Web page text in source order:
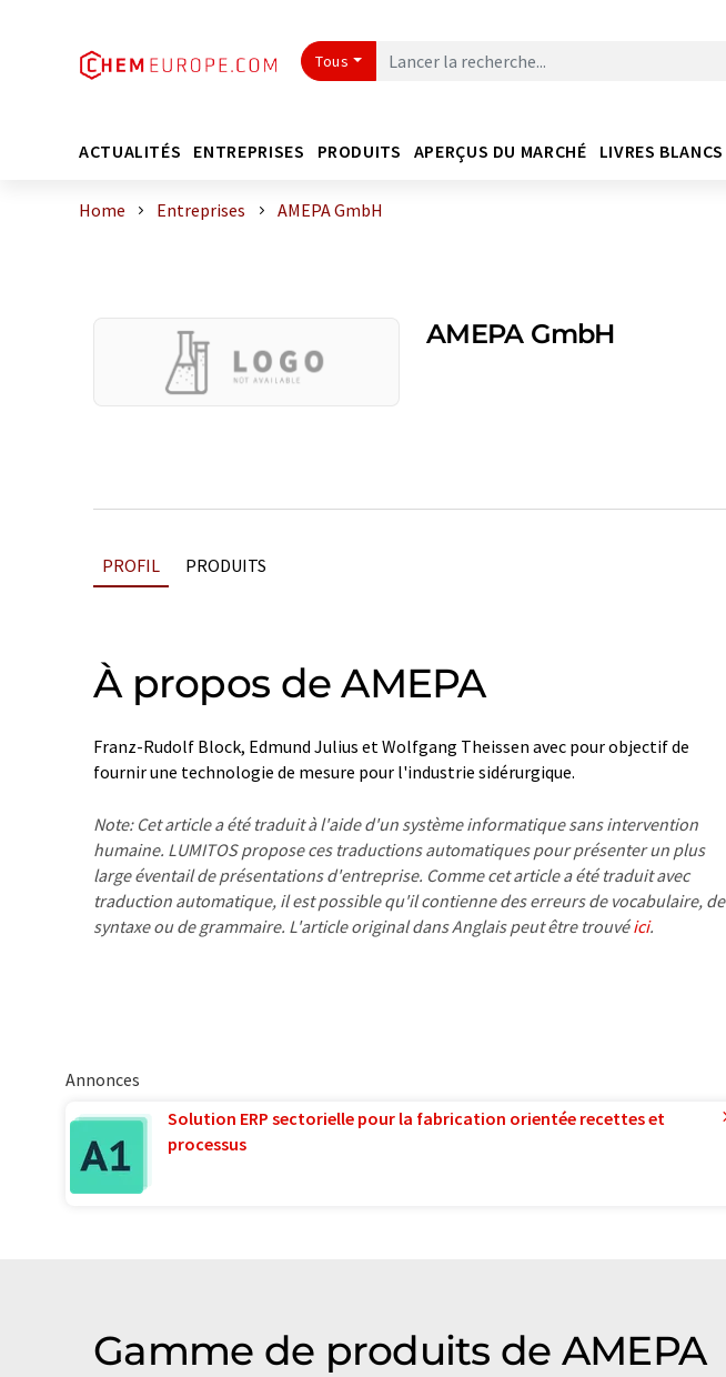
Tous
ACTUALITÉS ENTREPRISES PRODUITS APERÇUS DU MARCHÉ LIVRES BLANCS
Home Entreprises AMEPA GmbH
AMEPA GmbH
PROFIL PRODUITS
À propos de AMEPA
Franz-Rudolf Block, Edmund Julius et Wolfgang Theissen avec pour objectif de
fournir une technologie de mesure pour l'industrie sidérurgique.
Note: Cet article a été traduit à l'aide d'un système informatique sans intervention
humaine. LUMITOS propose ces traductions automatiques pour présenter un plus
large éventail de présentations d'entreprise. Comme cet article a été traduit avec
traduction automatique, il est possible qu'il contienne des erreurs de vocabulaire, de
syntaxe ou de grammaire. L'article original dans Anglais peut être trouvéici.
Annonces
Solution ERP sectorielle pour la fabrication orientée recettes et
processus
Gamme de produits de AMEPA